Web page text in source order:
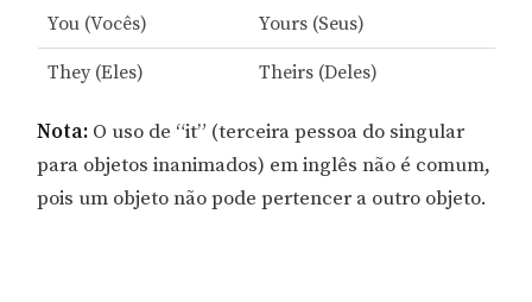
You (Vocês) Yours (Seus)
They (Eles) Theirs (Deles)
Nota: O uso de “it” (terceira pessoa do singular
para objetos inanimados) em inglês não é comum,
pois um objeto não pode pertencer a outro objeto.